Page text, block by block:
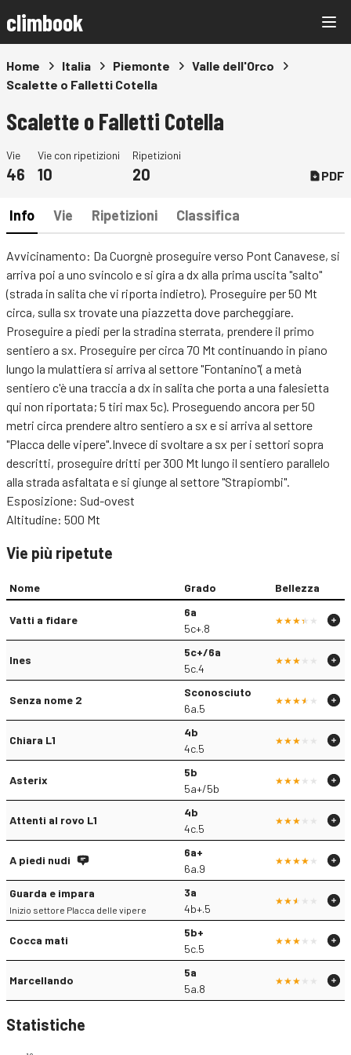
climbook
Home Italia Piemonte
Valle dell'Orco
Scalette o Falletti Cotella
Scalette o Falletti Cotella
Vie
46
Vie con ripetizioni
10
Ripetizioni
20 PDF
Info Vie Ripetizioni Classifica
Avvicinamento: Da Cuorgnè proseguire verso Pont Canavese, si
arriva poi a uno svincolo e si gira a dx alla prima uscita "salto"
(strada in salita che vi riporta indietro). Proseguire per 50 Mt
circa, sulla sx trovate una piazzetta dove parcheggiare.
Proseguire a piedi per la stradina sterrata, prendere il primo
sentiero a sx. Proseguire per circa 70 Mt continuando in piano
lungo la mulattiera si arriva al settore "Fontanino"( a metà
sentiero c'è una traccia a dx in salita che porta a una falesietta
qui non riportata; 5 tiri max 5c). Proseguendo ancora per 50
metri circa prendere altro sentiero a sx e si arriva al settore
"Placca delle vipere".Invece di svoltare a sx per i settori sopra
descritti, proseguire dritti per 300 Mt lungo il sentiero parallelo
alla strada asfaltata e si giunge al settore "Strapiombi".
Esposizione: Sud-ovest
Altitudine: 500 Mt
Vie più ripetute
Nome Grado Bellezza
Vatti a fidare
6a
5c+.8
Ines
5c+/6a
5c.4
Senza nome 2
Sconosciuto
6a.5
Chiara L1
4b
4c.5
Asterix
5b
5a+/5b
Attenti al rovo L1
4b
4c.5
A piedi nudi
6a+
6a.9
Guarda e impara
Inizio settore Placca delle vipere
3a
4b+.5
Cocca mati
5b+
5c.5
Marcellando
5a
5a.8
Statistiche